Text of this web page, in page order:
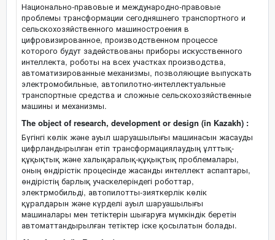
Национально-правовые и международно-правовые
проблемы трансформации сегодняшнего транспортного и
сельскохозяйственного машиностроения в
цифровизированное, производственном процессе
которого будут задействованы приборы искусственного
интеллекта, роботы на всех участках производства,
автоматизированные механизмы, позволяющие выпускать
электромобильные, автопилотно-интеллектуальные
транспортные средства и сложные сельскохозяйственные
машины и механизмы.
The object of research, development or design (in Kazakh) :
Бүгінгі көлік және ауыл шаруашылығы машинасын жасауды
цифрландырылған етіп трансформациялаудың ұлттық-
құқықтық және халықаралық-құқықтық проблемалары,
оның өндірістік процесінде жасанды интеллект аспаптары,
өндірістің барлық учаскелеріндегі роботтар,
электрмобильді, автопилотты-зияткерлік көлік
құралдарын және күрделі ауыл шаруашылығы
машиналары мен тетіктерін шығаруға мүмкіндік беретін
автоматтандырылған тетіктер іске қосылатын болады.